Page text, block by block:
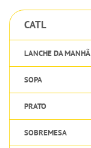
CATL
LANCHE DA MANHÃ
SOPA
PRATO
SOBREMESA